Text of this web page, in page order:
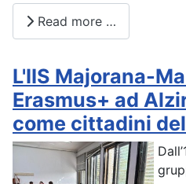
Read more …
L'IIS Majorana-
Erasmus+ ad
come cittadini